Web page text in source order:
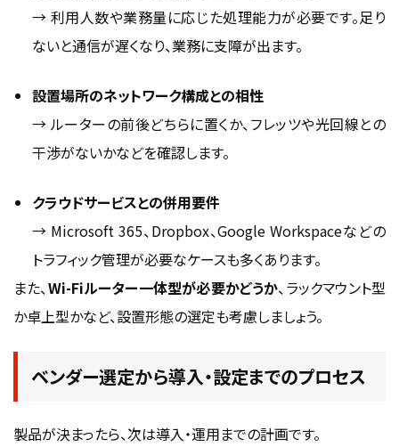
→ 利用人数や業務量に応じた処理能力が必要です。足り
ないと通信が遅くなり、業務に支障が出ます。
設置場所のネットワーク構成との相性
→ ルーターの前後どちらに置くか、フレッツや光回線との
干渉がないかなどを確認します。
クラウドサービスとの併用要件
→ Microsoft 365、Dropbox、Google Workspaceなどの
トラフィック管理が必要なケースも多くあります。
また、Wi-Fiルーター一体型が必要かどうか、ラックマウント型
か卓上型かなど、設置形態の選定も考慮しましょう。
ベンダー選定から導入・設定までのプロセス
製品が決まったら、次は導入・運用までの計画です。